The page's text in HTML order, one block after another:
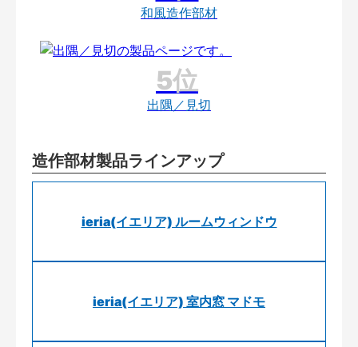
和風造作部材
出隅／見切
造作部材製品ラインアップ
ieria(イエリア) ルームウィンドウ
ieria(イエリア) 室内窓 マドモ